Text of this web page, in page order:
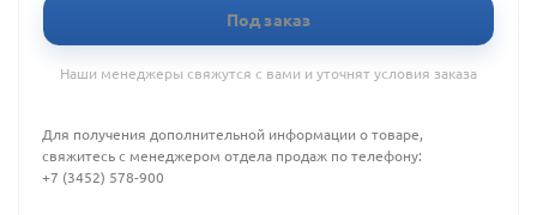
Под заказ
Наши менеджеры свяжутся с вами и уточнят условия заказа
Для получения дополнительной информации о товаре,
свяжитесь с менеджером отдела продаж по телефону:
+7 (3452) 578-900